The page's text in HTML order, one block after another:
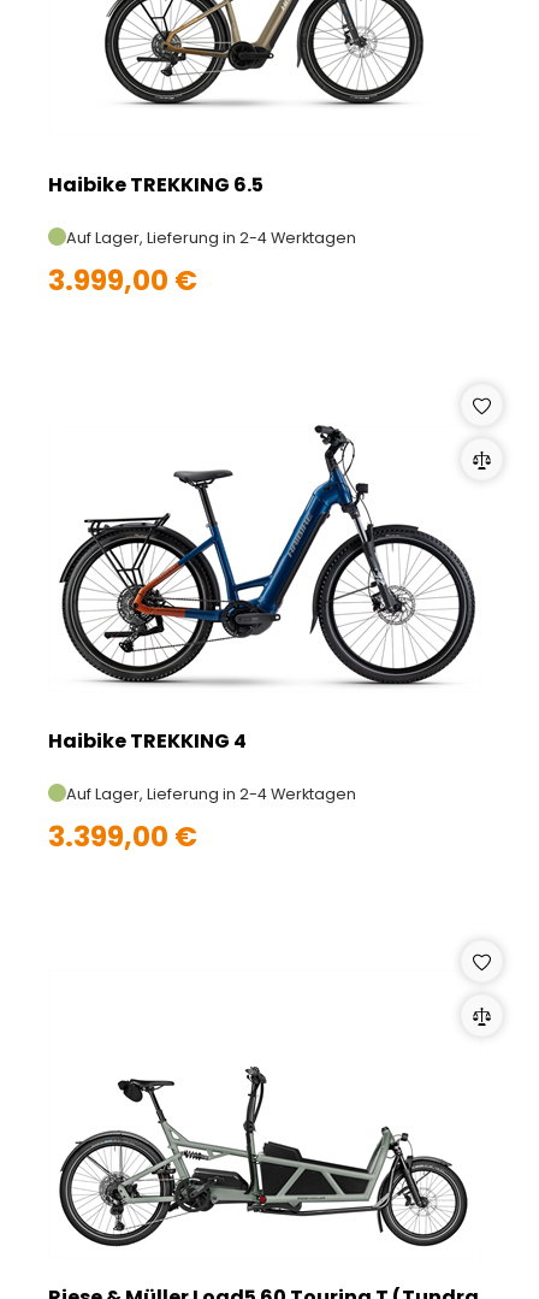
Haibike TREKKING 6.5
Auf Lager, Lieferung in 2-4 Werktagen
3.999,00 €
Haibike TREKKING 4
Auf Lager, Lieferung in 2-4 Werktagen
3.399,00 €